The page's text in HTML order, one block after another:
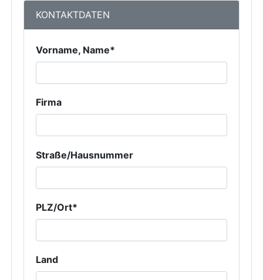
KONTAKTDATEN
Vorname, Name*
Firma
Straße/Hausnummer
PLZ/Ort*
Land